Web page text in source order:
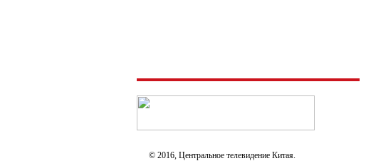
© 2016, Центральное телевидение Китая.